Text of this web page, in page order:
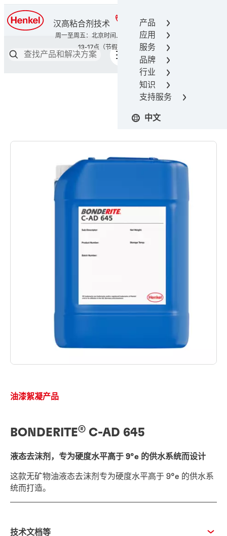
产品
应用
服务
品牌
行业
知识
支持服务
中文
汉高粘合剂技术 400-666-7306
油漆絮凝产品
BONDERITE® C-AD 645
液态去沫剂，专为硬度水平高于 9°e 的供水系统而设计
这款无矿物油液态去沫剂专为硬度水平高于 9°e 的供水系
统而打造。
技术文档等